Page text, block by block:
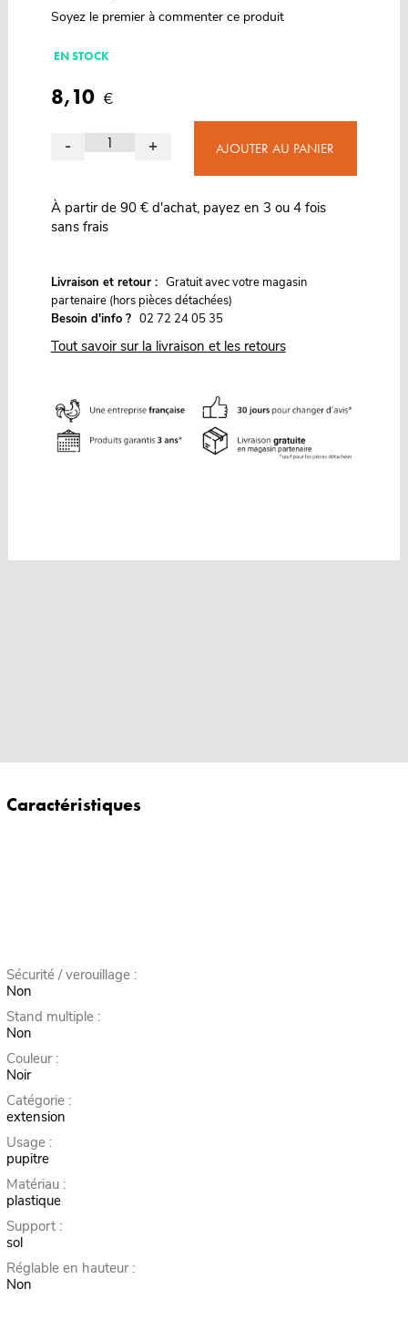
Soyez le premier à commenter ce produit
EN STOCK
8,10 €
- + AJOUTER AU PANIER
À partir de 90 € d'achat, payez en 3 ou 4 fois
sans frais
Livraison et retour : Gratuit avec votre magasin
partenaire (hors pièces détachées)
Besoin d'info ? 02 72 24 05 35
Tout savoir sur la livraison et les retours
Caractéristiques
Sécurité / verouillage :
Non
Stand multiple :
Non
Couleur :
Noir
Catégorie :
extension
Usage :
pupitre
Matériau :
plastique
Support :
sol
Réglable en hauteur :
Non